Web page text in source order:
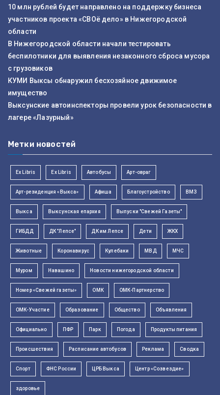
10 млн рублей будет направлено на поддержку бизнеса
участников проекта «СВОё дело» в Нижегородской
области
В Нижегородской области начали тестировать
беспилотники для выявления незаконного сброса мусора
с грузовиков
КУМИ Выксы обнаружил бесхозяйное движимое
имущество
Выксунские автоинспекторы провели урок безопасности в
лагере «Лазурный»
Метки новостей
Ex Libris Ex Libris Автобусы Арт-овраг
Арт-резиденция «Выкса» Афиша Благоустройство ВМЗ
Выкса Выксунская епархия Выпуски "Свежей Газеты"
ГИБДД ДК "Лепсе" ДК им Лепсе Дети ЖКХ
Животные Коронавирус Кулебаки МВД МЧС
Муром Навашино Новости нижегородской области
Номер «Свежей газеты» ОМК ОМК-Партнерство
ОМК-Участие Образование Общество Объявления
Официально ПФР Парк Погода Продукты питания
Происшествия Расписание автобусов Реклама Сводка
Спорт ФНС России ЦРБ Выкса Центр «Созвездие»
здоровье